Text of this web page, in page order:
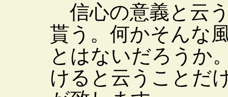
信心の意義と云
貰う。何かそんな
とはないだろうか
けると云うことだ